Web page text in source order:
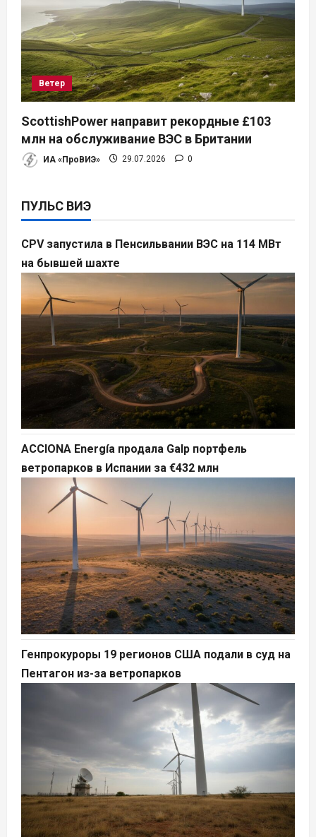
Ветер
ScottishPower направит рекордные £103
млн на обслуживание ВЭС в Британии
ИА «ПроВИЭ» 29.07.2026 0
ПУЛЬС ВИЭ
CPV запустила в Пенсильвании ВЭС на 114 МВт
на бывшей шахте
ACCIONA Energía продала Galp портфель
ветропарков в Испании за €432 млн
Генпрокуроры 19 регионов США подали в суд на
Пентагон из-за ветропарков